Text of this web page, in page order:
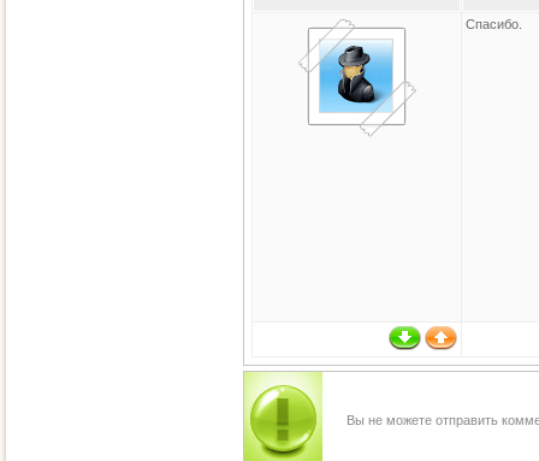
Спасибо.
Вы не можете отправить